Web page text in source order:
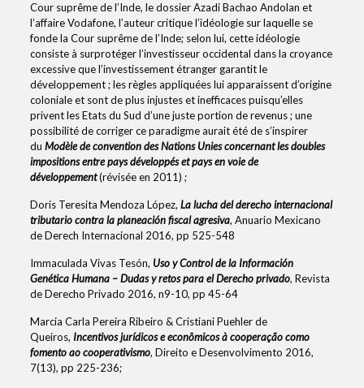
Cour suprême de l’Inde, le dossier Azadi Bachao Andolan et
l’affaire Vodafone, l’auteur critique l’idéologie sur laquelle se
fonde la Cour suprême de l’Inde; selon lui, cette idéologie
consiste à surprotéger l’investisseur occidental dans la croyance
excessive que l’investissement étranger garantit le
développement ; les règles appliquées lui apparaissent d’origine
coloniale et sont de plus injustes et inefficaces puisqu’elles
privent les Etats du Sud d’une juste portion de revenus ; une
possibilité de corriger ce paradigme aurait été de s’inspirer
du Modèle de convention des Nations Unies concernant les doubles
impositions entre pays développés et pays en voie de
développement(révisée en 2011) ;
Doris Teresita Mendoza López, La lucha del derecho internacional
tributario contra la planeación fiscal agresiva, Anuario Mexicano
de Derech Internacional 2016, pp 525-548
Immaculada Vivas Tesón, Uso y Control de la Información
Genética Humana – Dudas y retos para el Derecho privado, Revista
de Derecho Privado 2016, n9-10, pp 45-64
Marcia Carla Pereira Ribeiro & Cristiani Puehler de
Queiros, Incentivos jurídicos e econômicos à cooperação como
fomento ao cooperativismo, Direito e Desenvolvimento 2016,
7(13), pp 225-236;